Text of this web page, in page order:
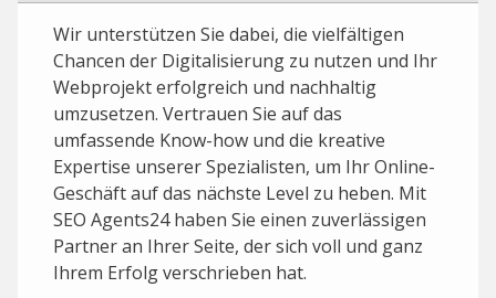
Wir unterstützen Sie dabei, die vielfältigen
Chancen der Digitalisierung zu nutzen und Ihr
Webprojekt erfolgreich und nachhaltig
umzusetzen. Vertrauen Sie auf das
umfassende Know-how und die kreative
Expertise unserer Spezialisten, um Ihr Online-
Geschäft auf das nächste Level zu heben. Mit
SEO Agents24 haben Sie einen zuverlässigen
Partner an Ihrer Seite, der sich voll und ganz
Ihrem Erfolg verschrieben hat.